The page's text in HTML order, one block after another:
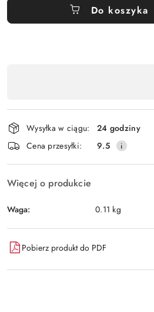
Do koszyka
płatność
i
dostawa
Wysyłka w ciągu:
24 godziny
Cena przesyłki:
9.5
Więcej o produkcie
Waga: 0.11 kg
Pobierz produkt do PDF